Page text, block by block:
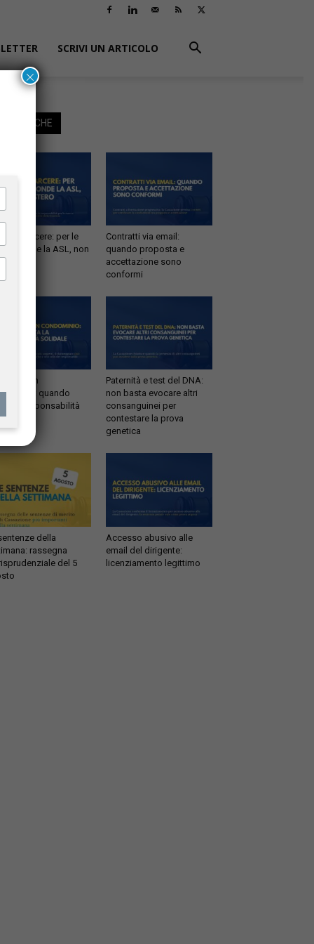
SCRIVI UN ARTICOLO
ANCHE
in carcere: per le
risponde la ASL, non
Contratti via email:
quando proposta e
accettazione sono
conformi
in
quando
la responsabilità
Paternità e test del DNA:
non basta evocare altri
consanguinei per
contestare la prova
genetica
della
rassegna
del 5
Accesso abusivo alle
email del dirigente:
licenziamento legittimo
×